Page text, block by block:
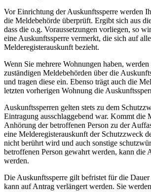
Vor Einrichtung der Auskunftssperre werden
die Meldebehörde überprüft. Ergibt sich aus
dass die o.g. Voraussetzungen vorliegen, so
eine Auskunftssperre vermerkt, die sich auf
Melderegisterauskunft bezieht.
Wenn Sie mehrere Wohnungen haben, werden
zuständigen Meldebehörden über die
und tragen diese ein. Ebenso trägt auch die
letzten vorherigen Wohnung die
Auskunftssperren gelten stets zu dem
Eintragung ausschlaggebend war. Kommt die
Anhörung der betroffenen Person zu der
eine Melderegisterauskunft der Schutzzweck
nicht berührt wird und auch sonstige
betroffenen Person gewahrt werden, kann die
werden.
Die Auskunftssperre gilt befristet für die
kann auf Antrag verlängert werden. Sie